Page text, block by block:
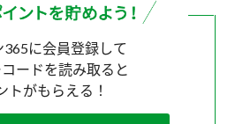
365に会員登録して
ードを読み取ると
トがもらえる！